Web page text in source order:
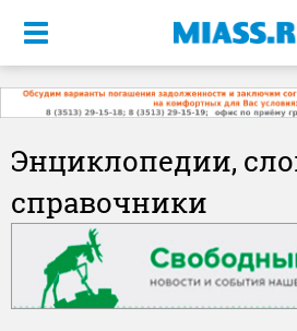
Меню
Энциклопедии,
справочники